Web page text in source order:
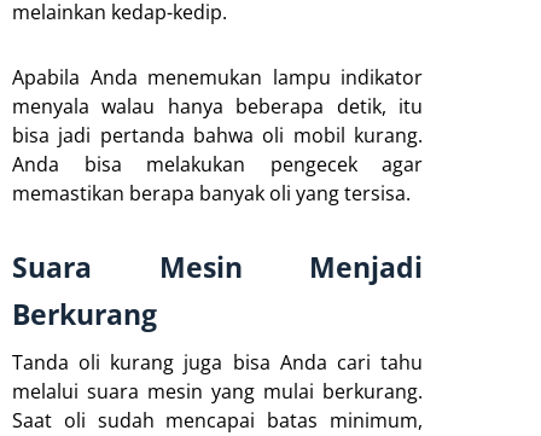
melainkan kedap-kedip.
Apabila Anda menemukan lampu indikator
menyala walau hanya beberapa detik, itu
bisa jadi pertanda bahwa oli mobil kurang.
Anda bisa melakukan pengecek agar
memastikan berapa banyak oli yang tersisa.
Suara Mesin Menjadi
Berkurang
Tanda oli kurang juga bisa Anda cari tahu
melalui suara mesin yang mulai berkurang.
Saat oli sudah mencapai batas minimum,